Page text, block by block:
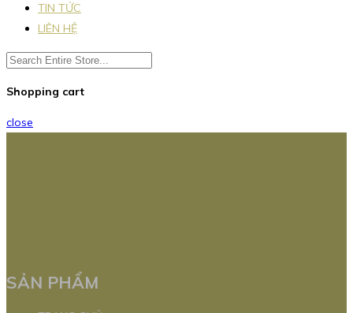
TIN TỨC
LIÊN HỆ
Shopping cart
close
SẢN PHẨM